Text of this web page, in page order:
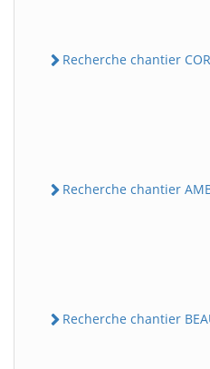
Recherche chantier
Recherche chantier
Recherche chantier